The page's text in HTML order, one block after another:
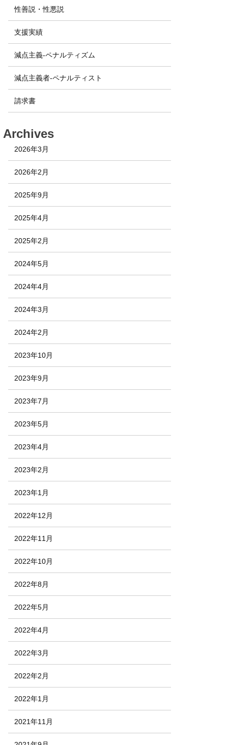
性善説・性悪説
支援実績
減点主義-ペナルティズム
減点主義者-ペナルティスト
請求書
Archives
2026年3月
2026年2月
2025年9月
2025年4月
2025年2月
2024年5月
2024年4月
2024年3月
2024年2月
2023年10月
2023年9月
2023年7月
2023年5月
2023年4月
2023年2月
2023年1月
2022年12月
2022年11月
2022年10月
2022年8月
2022年5月
2022年4月
2022年3月
2022年2月
2022年1月
2021年11月